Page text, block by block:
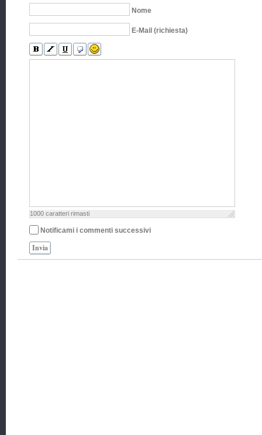
Nome
E-Mail (richiesta)
1000 caratteri rimasti
Notificami i commenti successivi
Invia